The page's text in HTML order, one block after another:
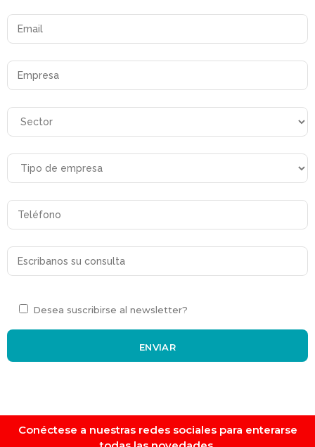
Desea suscribirse al newsletter?
Conéctese a nuestras redes sociales para enterarse